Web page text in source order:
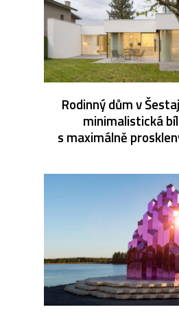
Rodinný dům v
minimalistická
s maximálně